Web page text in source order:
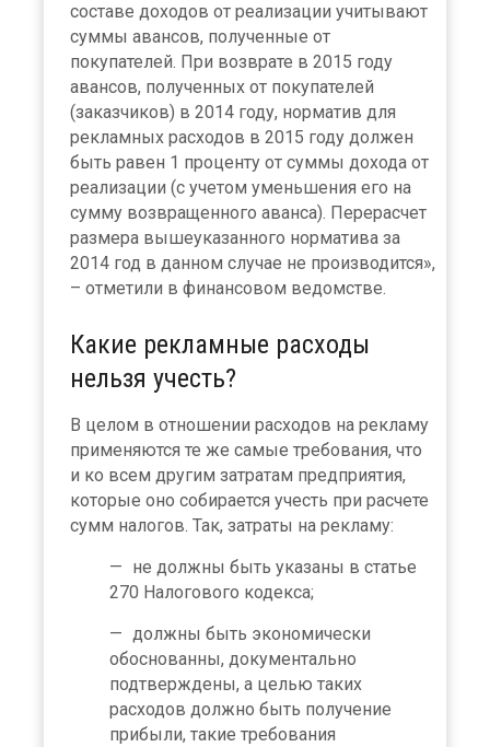
составе доходов от реализации учитывают
суммы авансов, полученные от
покупателей. При возврате в 2015 году
авансов, полученных от покупателей
(заказчиков) в 2014 году, норматив для
рекламных расходов в 2015 году должен
быть равен 1 проценту от суммы дохода от
реализации (с учетом уменьшения его на
сумму возвращенного аванса). Перерасчет
размера вышеуказанного норматива за
2014 год в данном случае не производится»,
– отметили в финансовом ведомстве.
Какие рекламные расходы
нельзя учесть?
В целом в отношении расходов на рекламу
применяются те же самые требования, что
и ко всем другим затратам предприятия,
которые оно собирается учесть при расчете
сумм налогов. Так, затраты на рекламу:
не должны быть указаны в статье
270 Налогового кодекса;
должны быть экономически
обоснованны, документально
подтверждены, а целью таких
расходов должно быть получение
прибыли, такие требования